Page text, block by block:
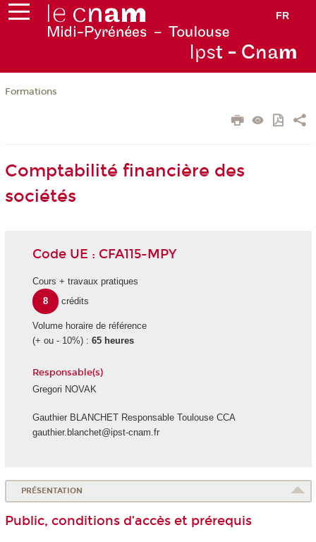
FR
Ipst - Cnam
Formations
Comptabilité financière des
sociétés
Code UE : CFA115-MPY
Cours + travaux pratiques
8
crédits
Volume horaire de référence
(+ ou - 10%) : 65 heures
Responsable(s)
Gregori NOVAK
Gauthier BLANCHET Responsable Toulouse CCA
gauthier.blanchet@ipst-cnam.fr
PRÉSENTATION
Public, conditions d’accès et prérequis